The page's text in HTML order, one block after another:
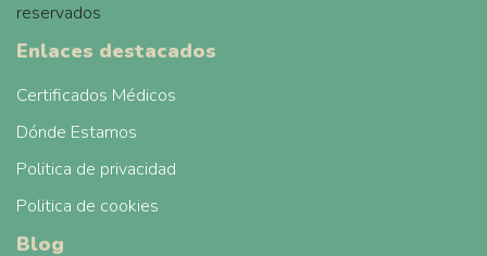
reservados
Enlaces destacados
Certificados Médicos
Dónde Estamos
Politica de privacidad
Politica de cookies
Blog